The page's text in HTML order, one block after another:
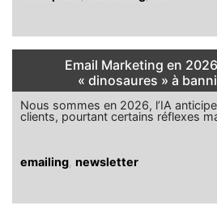
Email Marketing en
« dinosaures » à
Nous sommes en 2026, l’IA
clients, pourtant certains réflexes
emailing newsletter